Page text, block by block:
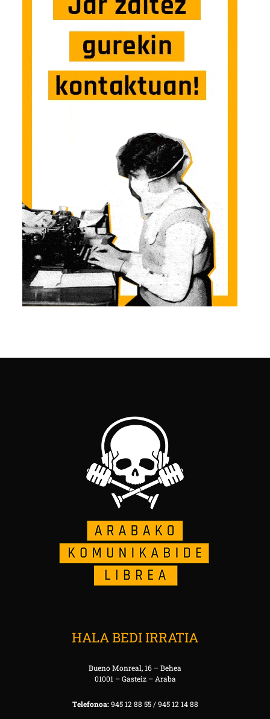
HALA BEDI IRRATIA
Bueno Monreal, 16 – Behea
01001 – Gasteiz – Araba
Telefonoa:945 12 88 55 / 945 12 14 88